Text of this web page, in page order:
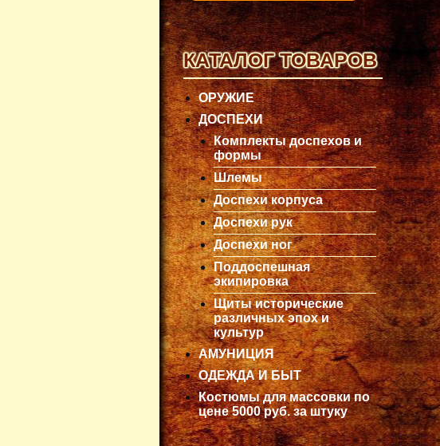
КАТАЛОГ ТОВАРОВ
ОРУЖИЕ
ДОСПЕХИ
Комплекты доспехов и
формы
Шлемы
Доспехи корпуса
Доспехи рук
Доспехи ног
Поддоспешная
экипировка
Щиты исторические
различных эпох и
культур
АМУНИЦИЯ
ОДЕЖДА И БЫТ
Костюмы для массовки по
цене 5000 руб. за штуку